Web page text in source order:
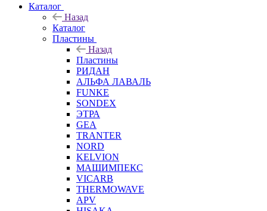
Каталог
Назад
Каталог
Пластины
Назад
Пластины
РИДАН
АЛЬФА ЛАВАЛЬ
FUNKE
SONDEX
ЭТРА
GEA
TRANTER
NORD
KELVION
МАШИМПЕКС
VICARB
THERMOWAVE
APV